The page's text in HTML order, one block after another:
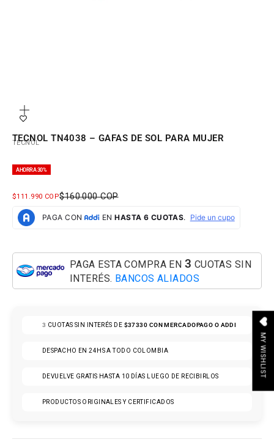
TECNOL TN4038 – GAFAS DE SOL PARA MUJER
TECNOL
AHORRA 30%
PRECIO DE OFERTA
$111.990 COPPRECIO NORMAL
$160.000 COP
PAGA ESTA COMPRA EN 3 CUOTAS SIN
INTERÉS. BANCOS ALIADOS
3 CUOTAS SIN INTERÉS DE $37330 CON MERCADOPAGO O ADDI
DESPACHO EN 24HS A TODO COLOMBIA
DEVUELVE GRATIS HASTA 10 DÍAS LUEGO DE RECIBIRLOS
PRODUCTOS ORIGINALES Y CERTIFICADOS
MY WISHLIST